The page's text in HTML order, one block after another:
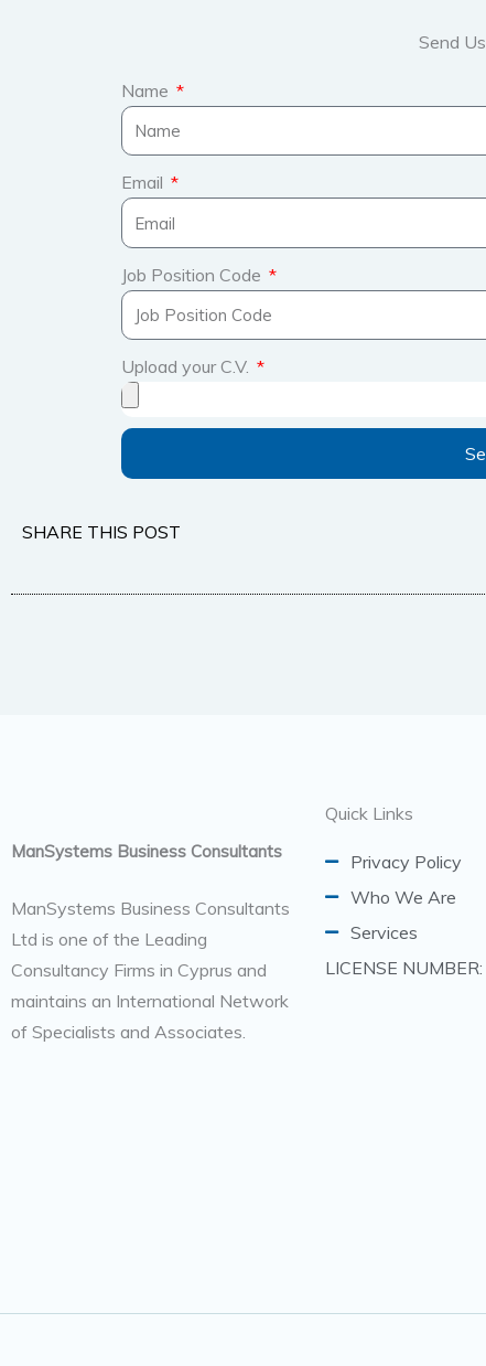
Send
Name
Email
Job Position Code
Upload your C.V.
SHARE THIS POST
ManSystems Business Consultants
ManSystems Business Consultants
Ltd is one of the Leading
Consultancy Firms in Cyprus and
maintains an International Network
of Specialists and Associates.
Quick Links
Privacy Policy
Who We Are
Services
LICENSE